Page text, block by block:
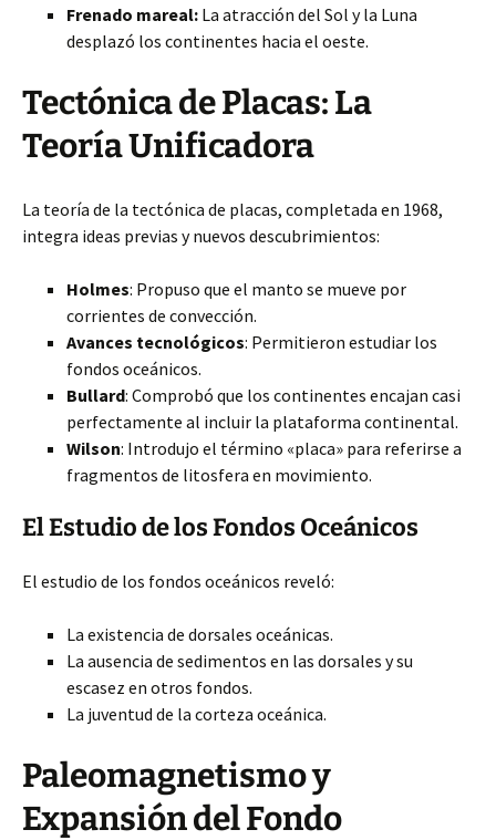
Frenado mareal: La atracción del Sol y la Luna
desplazó los continentes hacia el oeste.
Tectónica de Placas: La
Teoría Unificadora
La teoría de la tectónica de placas, completada en 1968,
integra ideas previas y nuevos descubrimientos:
Holmes: Propuso que el manto se mueve por
corrientes de convección.
Avances tecnológicos: Permitieron estudiar los
fondos oceánicos.
Bullard: Comprobó que los continentes encajan casi
perfectamente al incluir la plataforma continental.
Wilson: Introdujo el término «placa» para referirse a
fragmentos de litosfera en movimiento.
El Estudio de los Fondos Oceánicos
El estudio de los fondos oceánicos reveló:
La existencia de dorsales oceánicas.
La ausencia de sedimentos en las dorsales y su
escasez en otros fondos.
La juventud de la corteza oceánica.
Paleomagnetismo y
Expansión del Fondo